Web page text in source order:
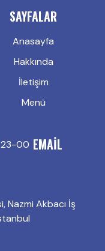
SAYFALAR
Anasayfa
Hakkında
İletişim
Menü
00 EMAIL
Nazmi Akbacı İş